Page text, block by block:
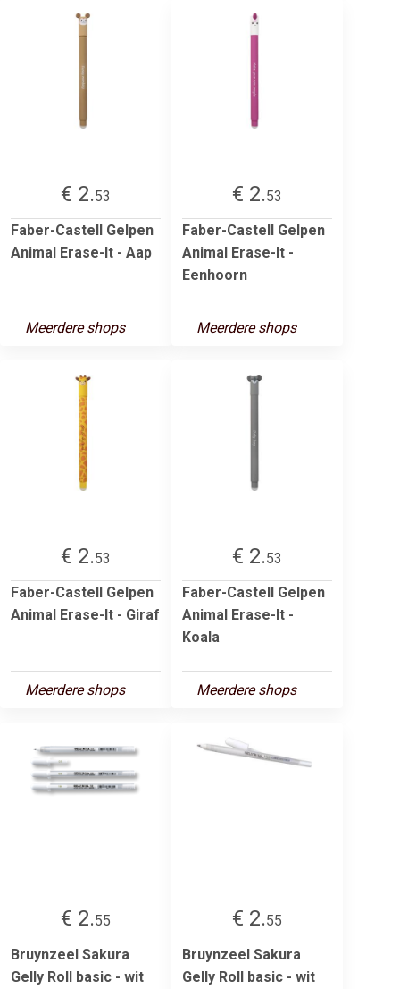
€ 2.53
Faber-Castell Gelpen
Animal Erase-It - Aap
Meerdere shops
€ 2.53
Faber-Castell Gelpen
Animal Erase-It -
Eenhoorn
Meerdere shops
€ 2.53
Faber-Castell Gelpen
Animal Erase-It - Giraf
Meerdere shops
€ 2.53
Faber-Castell Gelpen
Animal Erase-It -
Koala
Meerdere shops
€ 2.55
Bruynzeel Sakura
Gelly Roll basic - wit
€ 2.55
Bruynzeel Sakura
Gelly Roll basic - wit